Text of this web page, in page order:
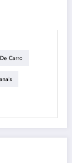
Carro